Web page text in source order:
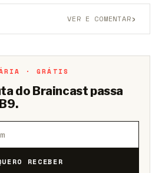
VER E COMENTAR›
· GRÁTIS
do Braincast passa
RECEBER